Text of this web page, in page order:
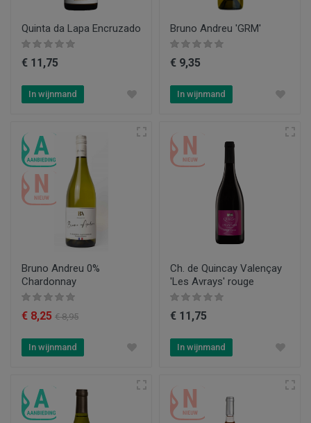
Quinta da Lapa Encruzado
€ 11,75
In wijnmand
Bruno Andreu 'GRM'
€ 9,35
In wijnmand
Bruno Andreu 0%
Chardonnay
€ 8,25 € 8,95
In wijnmand
Ch. de Quincay Valençay
'Les Avrays' rouge
€ 11,75
In wijnmand